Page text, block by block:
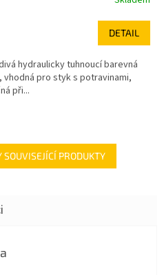
DETAIL
hydraulicky tuhnoucí barevná
pro styk s potravinami,
při...
PRODUKTY
je 5 z 5 hvězdiček.